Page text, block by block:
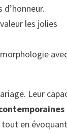
les jolies
Leur
en